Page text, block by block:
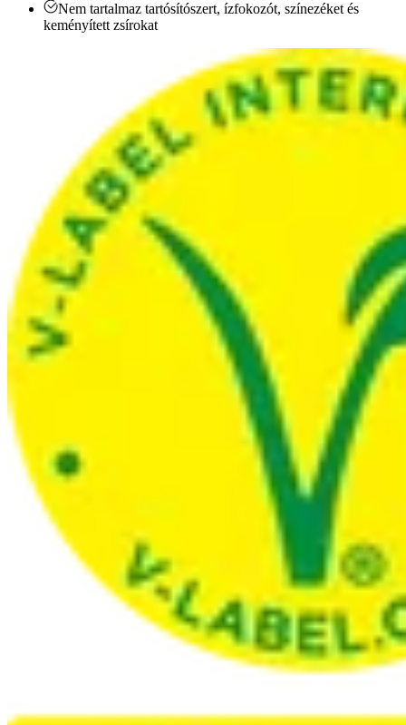
Nem tartalmaz tartósítószert, ízfokozót, színezéket és
keményített zsírokat